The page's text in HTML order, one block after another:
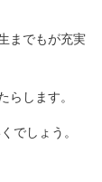
までもが充実
らします。
でしょう。